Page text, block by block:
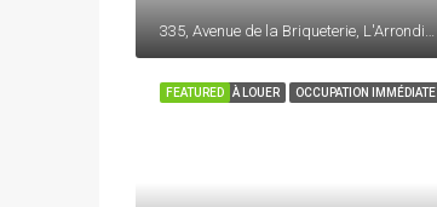
335, Avenue de la Briqueterie, L'Arrondissement, La Prairie, Roussillon, Montérégie, Québec, J5R 6W8, Canada
À LOUER OCCUPATION IMMÉDIATE
FEATURED